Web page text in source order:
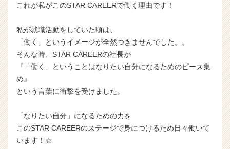
これが私がこのSTAR CAREERで働く理由です！
私が就職活動をしていた頃は、
「働く」というイメージが全然つきませんでした。。
そんな時、STAR CAREERの社長が
『「働く」ということはなりたい自分になるためのピース集
め』
という言葉に衝撃を受けました。
「なりたい自分」になるための力を
このSTAR CAREERのステージで身につけるため日々働いて
います！☆